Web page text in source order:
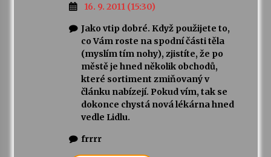
16. 9. 2011 (15:30)
Jako vtip dobré. Když použijete to,
co Vám roste na spodní části těla
(myslím tím nohy), zjistíte, že po
městě je hned několik obchodů,
které sortiment zmiňovaný v
článku nabízejí. Pokud vím, tak se
dokonce chystá nová lékárna hned
vedle Lidlu.
frrrr